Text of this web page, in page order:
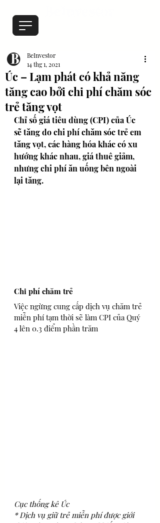
Úc – Lạm phát có khả năng
tăng cao bởi chi phí chăm sóc
trẻ tăng vọt
BeInvestor
14 thg 1, 2021
Chỉ số giá tiêu dùng (CPI) của Úc
sẽ tăng do chi phí chăm sóc trẻ em
tăng vọt, các hàng hóa khác có xu
hướng khác nhau, giá thuê giảm,
nhưng chi phí ăn uống bên ngoài
lại tăng.
Chi phí chăm trẻ
Việc ngừng cung cấp dịch vụ chăm trẻ
miễn phí tạm thời sẽ làm CPI của Quý
4 lên 0.3 điểm phần trăm
Cục thống kê Úc
* Dịch vụ giữ trẻ miễn phí được giới